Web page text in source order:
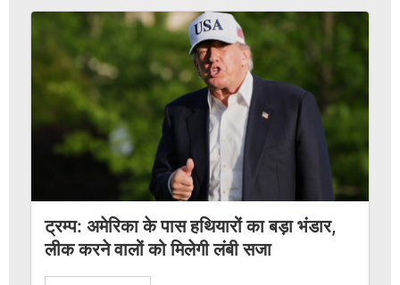
ट्रम्प: अमेरिका के पास हथियारों का बड़ा भंडार,
लीक करने वालों को मिलेगी लंबी सजा